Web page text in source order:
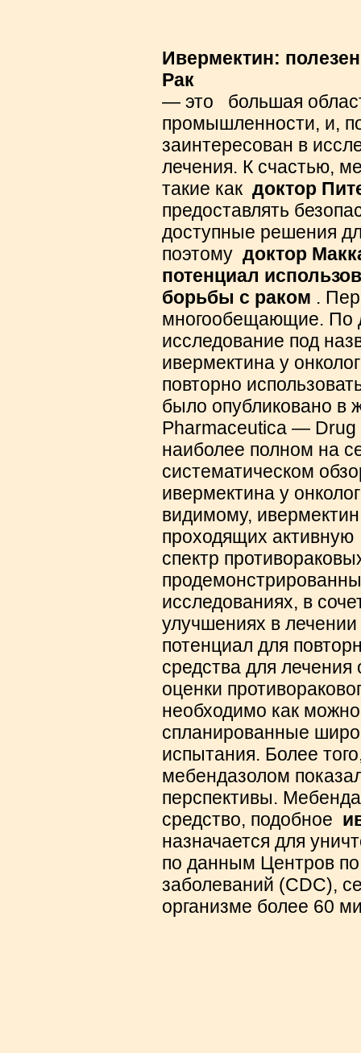
Ивермектин:
Рак
— это
большая
промышленности, и,
заинтересован в
лечения. К счастью,
такие как доктор
предоставлять
доступные решения
поэтому доктор
потенциал
борьбы с раком .
многообещающие. По
исследование под
ивермектина у
повторно
было опубликовано в
Pharmaceutica —
наиболее полном на
систематическом
ивермектина у
видимому,
проходящих
спектр
исследованиях, в
улучшениях в
потенциал для
средства для лечения
оценки
необходимо как
спланированные
испытания. Более
мебендазолом
перспективы.
средство, подобное
назначается для
по данным Центров
заболеваний (CDC),
организме более 60